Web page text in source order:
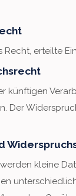
Recht, erteilte
künftigen
Der
werden kleine